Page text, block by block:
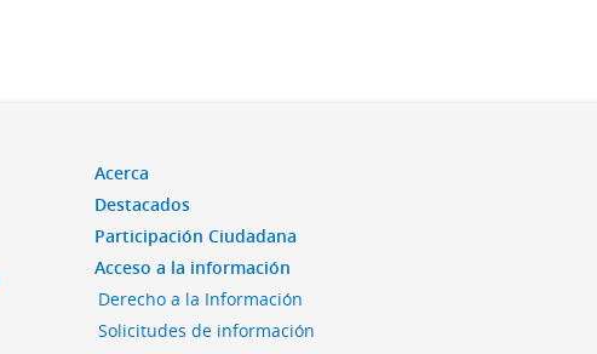
Acerca
Destacados
Participación Ciudadana
Acceso a la información
Derecho a la Información
Solicitudes de información